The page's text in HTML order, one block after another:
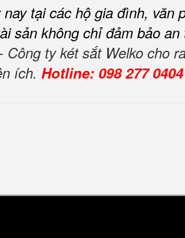
nay tại các hộ gia đình, văn
sản không chỉ đảm bảo
Công ty két sắt Welko cho
ích. Hotline: 098 277 0404